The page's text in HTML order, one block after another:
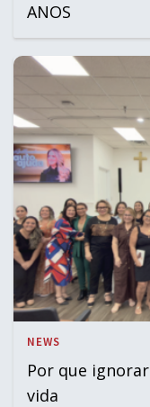
ANOS
NEWS
Por que
vida